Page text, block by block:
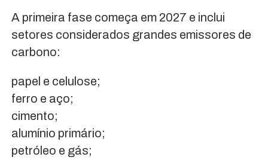
A primeira fase começa em 2027 e inclui
setores considerados grandes emissores de
carbono:
papel e celulose;
ferro e aço;
cimento;
alumínio primário;
petróleo e gás;